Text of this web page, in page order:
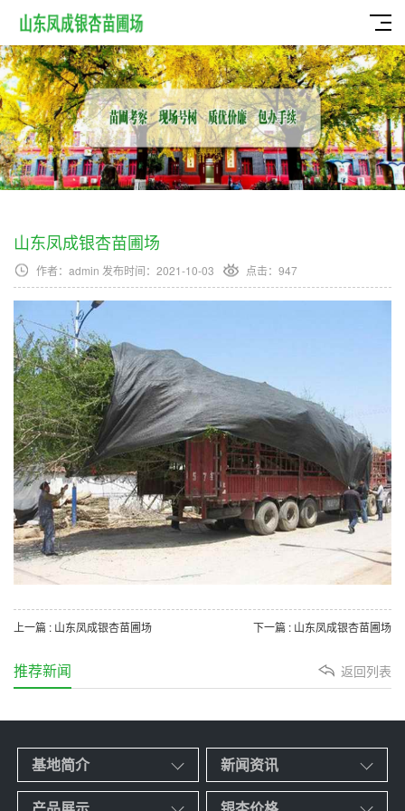
山东凤成银杏苗圃场
作者：admin 发布时间：2021-10-03 点击： 947
上一篇 : 山东凤成银杏苗圃场 下一篇 : 山东凤成银杏苗圃场
返回列表
推荐新闻
基地简介 新闻资讯